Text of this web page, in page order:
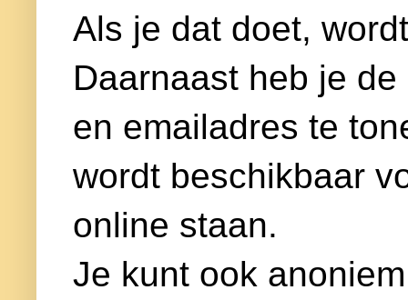
Als je dat doet,
Daarnaast heb je
en emailadres te
wordt beschikbaar
online staan.
Je kunt ook